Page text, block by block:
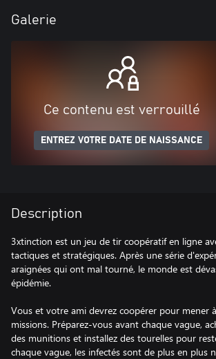
Galerie
Ce contenu est verrouillé
ENTREZ VOTRE DATE DE NAISSANCE
Description
3xtinction est un jeu de tir coopératif en ligne
tactiques et stratégiques. Après une série
araignées qui ont mal tourné, le monde est
épidémie.
Vous et votre ami devrez coopérer pour mener
missions. Préparez-vous avant chaque vague,
des munitions et installez des tourelles pour
chaque vague, les infectés sont de plus en plus